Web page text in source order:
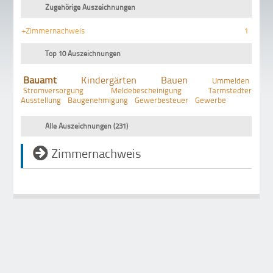
Zugehörige Auszeichnungen
+Zimmernachweis 1
Top 10 Auszeichnungen
Bauamt Kindergärten Bauen
Ummelden
Stromversorgung
Meldebescheinigung
Tarmstedter
Ausstellung
Baugenehmigung Gewerbesteuer Gewerbe
Alle Auszeichnungen (231)
Zimmernachweis